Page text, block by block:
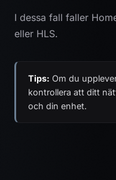
I dessa fall faller
eller HLS.
Tips: Om du
kontrollera att ditt
och din enhet.